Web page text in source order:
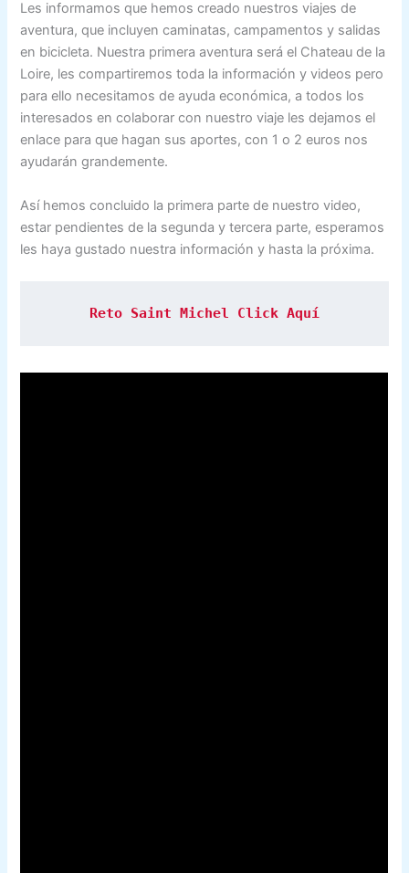
Les informamos que hemos creado nuestros viajes de
aventura, que incluyen caminatas, campamentos y salidas
en bicicleta. Nuestra primera aventura será el Chateau de la
Loire, les compartiremos toda la información y videos pero
para ello necesitamos de ayuda económica, a todos los
interesados en colaborar con nuestro viaje les dejamos el
enlace para que hagan sus aportes, con 1 o 2 euros nos
ayudarán grandemente.
Así hemos concluido la primera parte de nuestro video,
estar pendientes de la segunda y tercera parte, esperamos
les haya gustado nuestra información y hasta la próxima.
Reto Saint Michel Click Aquí